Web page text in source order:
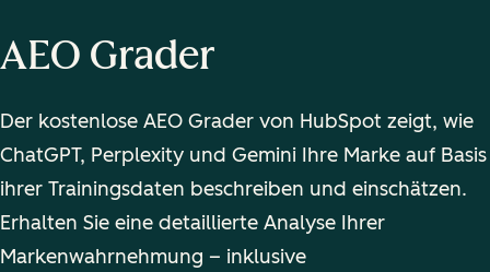
AEO Grader
Der kostenlose AEO Grader von HubSpot zeigt, wie
ChatGPT, Perplexity und Gemini Ihre Marke auf Basis
ihrer Trainingsdaten beschreiben und einschätzen.
Erhalten Sie eine detaillierte Analyse Ihrer
Markenwahrnehmung – inklusive